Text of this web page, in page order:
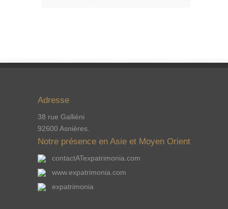
Adresse
38 rue Galliéni
92600 Asnières.
Notre présence en Asie et Moyen Orient
contactATexpatrimonia.com
www.expatrimonia.com
expatrimonia